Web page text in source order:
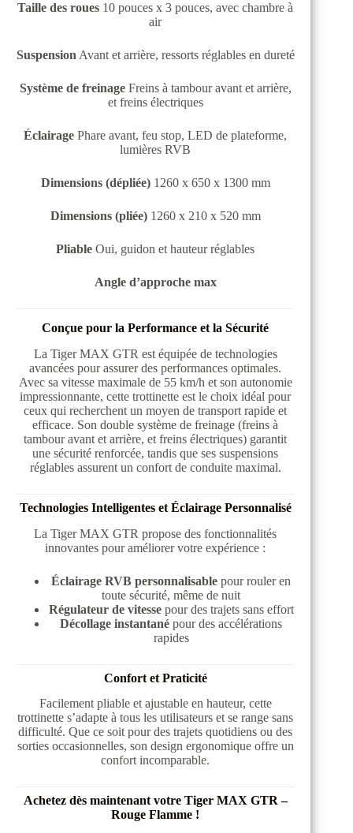
Taille des roues 10 pouces x 3 pouces, avec chambre à
air
Suspension Avant et arrière, ressorts réglables en dureté
Système de freinageFreins à tambour avant et arrière,
et freins électriques
Éclairage Phare avant, feu stop, LED de plateforme,
lumières RVB
Dimensions (dépliée)1260 x 650 x 1300 mm
Dimensions (pliée)1260 x 210 x 520 mm
Pliable Oui, guidon et hauteur réglables
Angle d’approche max
Conçue pour la Performance et la Sécurité
La Tiger MAX GTR est équipée de technologies
avancées pour assurer des performances optimales.
Avec sa vitesse maximale de 55 km/h et son autonomie
impressionnante, cette trottinette est le choix idéal pour
ceux qui recherchent un moyen de transport rapide et
efficace. Son double système de freinage (freins à
tambour avant et arrière, et freins électriques) garantit
une sécurité renforcée, tandis que ses suspensions
réglables assurent un confort de conduite maximal.
Technologies Intelligentes et Éclairage Personnalisé
La Tiger MAX GTR propose des fonctionnalités
innovantes pour améliorer votre expérience :
Éclairage RVB personnalisable pour rouler en
toute sécurité, même de nuit
Régulateur de vitessepour des trajets sans effort
Décollage instantané pour des accélérations
rapides
Confort et Praticité
Facilement pliable et ajustable en hauteur, cette
trottinette s’adapte à tous les utilisateurs et se range sans
difficulté. Que ce soit pour des trajets quotidiens ou des
sorties occasionnelles, son design ergonomique offre un
confort incomparable.
Achetez dès maintenant votre Tiger MAX GTR –
Rouge Flamme !